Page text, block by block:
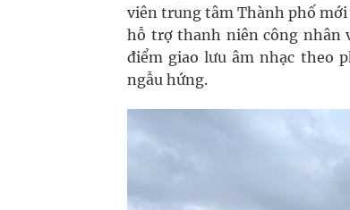
viên trung tâm Thành phố mới
hỗ trợ thanh niên công nhân
điểm giao lưu âm nhạc theo
ngẫu hứng.